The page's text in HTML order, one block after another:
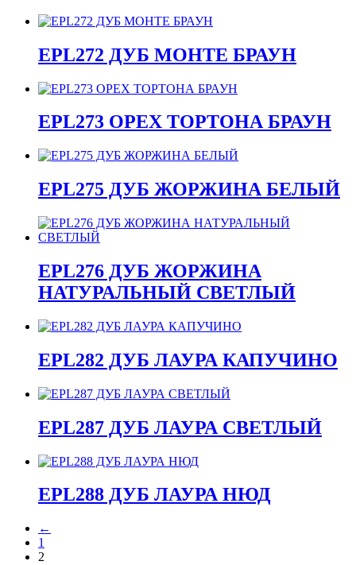
EPL272 ДУБ МОНТЕ БРАУН
EPL273 ОРЕХ ТОРТОНА БРАУН
EPL275 ДУБ ЖОРЖИНА БЕЛЫЙ
EPL276 ДУБ ЖОРЖИНА
НАТУРАЛЬНЫЙ СВЕТЛЫЙ
EPL282 ДУБ ЛАУРА КАПУЧИНО
EPL287 ДУБ ЛАУРА СВЕТЛЫЙ
EPL288 ДУБ ЛАУРА НЮД
←
1
2